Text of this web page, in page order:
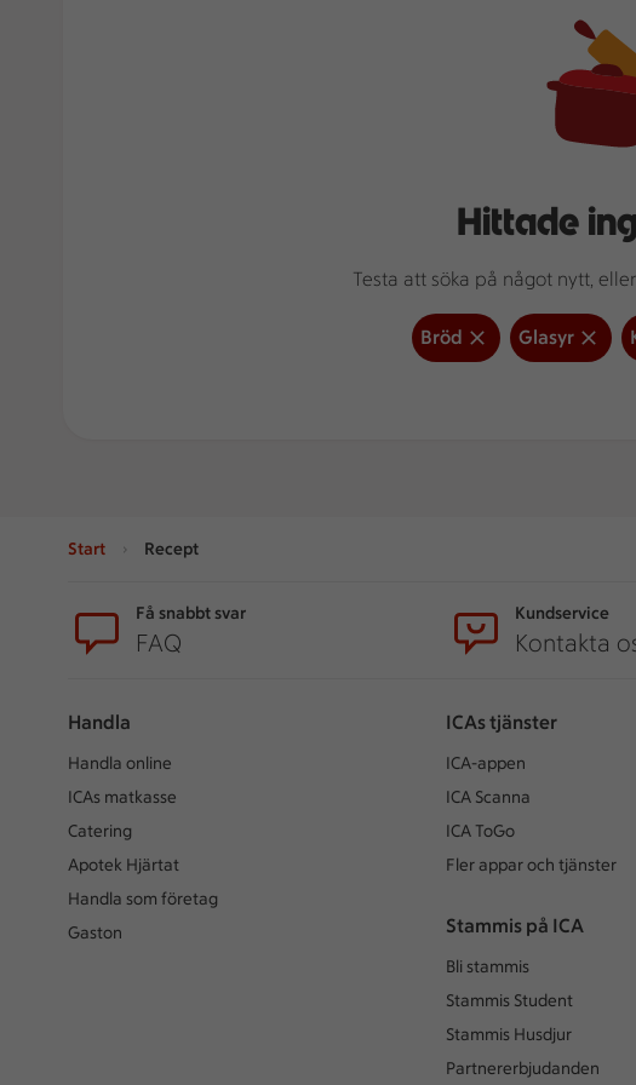
Hittade
Testa att söka på något nytt,
Bröd Glasyr
Start Recept
Få snabbt svar
FAQ
Kundservice
Kontakta
Handla
Handla online
ICAs matkasse
Catering
Apotek Hjärtat
Handla som företag
Gaston
ICAs tjänster
ICA-appen
ICA Scanna
ICA ToGo
Fler appar och tjänster
Stammis på ICA
Bli stammis
Stammis Student
Stammis Husdjur
Partnererbjudanden